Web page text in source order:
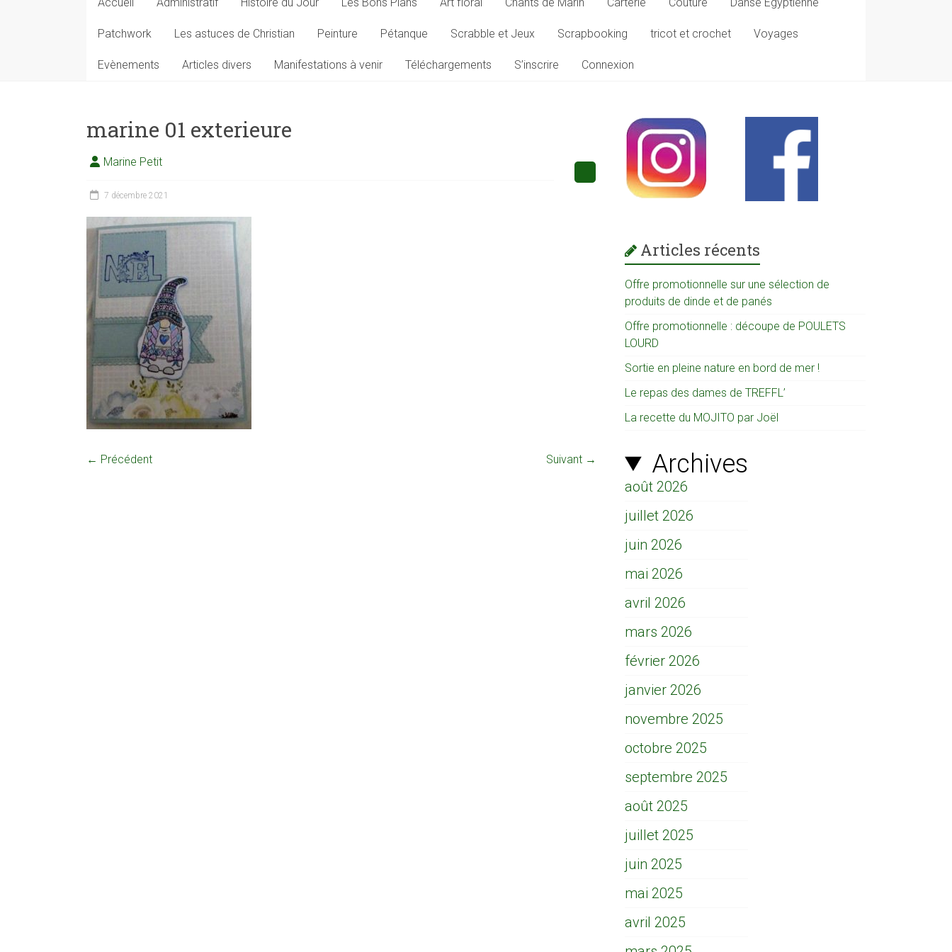
Patchwork Les astuces de Christian Peinture Pétanque Scrabble et Jeux Scrapbooking tricot et crochet Voyages
Evènements Articles divers Manifestations à venir Téléchargements S’inscrire Connexion
marine 01 exterieure
Marine Petit
7 décembre 2021
← Précédent Suivant →
Articles récents
Offre promotionnelle sur une sélection de
produits de dinde et de panés
Offre promotionnelle : découpe de POULETS
LOURD
Sortie en pleine nature en bord de mer !
Le repas des dames de TREFFL’
La recette du MOJITO par Joël
Archives
août 2026
juillet 2026
juin 2026
mai 2026
avril 2026
mars 2026
février 2026
janvier 2026
novembre 2025
octobre 2025
septembre 2025
août 2025
juillet 2025
juin 2025
mai 2025
avril 2025